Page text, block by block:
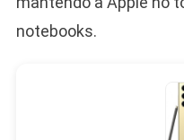
notebooks.